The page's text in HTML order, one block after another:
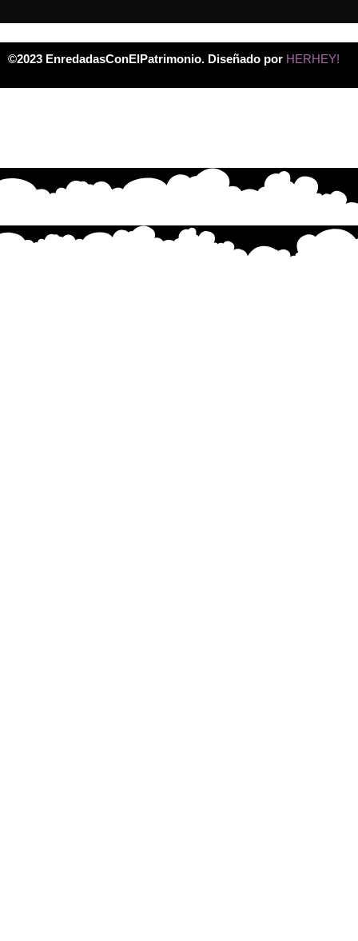
©2023 EnredadasConElPatrimonio. Diseñado por HERHEY!